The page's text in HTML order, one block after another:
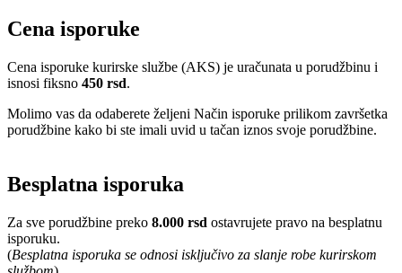
Cena isporuke
Cena isporuke kurirske službe (AKS) je uračunata u porudžbinu i
isnosi fiksno 450 rsd.
Molimo vas da odaberete željeni Način isporuke prilikom završetka
porudžbine kako bi ste imali uvid u tačan iznos svoje porudžbine.
Besplatna isporuka
Za sve porudžbine preko 8.000 rsd ostavrujete pravo na besplatnu
isporuku.
(Besplatna isporuka se odnosi isključivo za slanje robe kurirskom